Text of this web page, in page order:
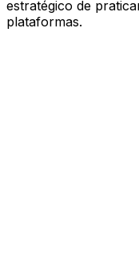
estratégico de
plataformas.